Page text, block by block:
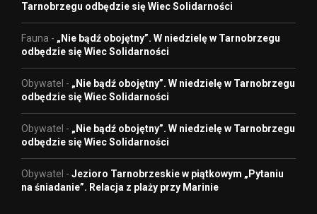
Tarnobrzegu odbędzie się Wiec Solidarności
Fauna - „Nie bądź obojętny”. W niedzielę w Tarnobrzegu
odbędzie się Wiec Solidarności
Obywatel - „Nie bądź obojętny”. W niedzielę w Tarnobrzegu
odbędzie się Wiec Solidarności
Obywatel - „Nie bądź obojętny”. W niedzielę w Tarnobrzegu
odbędzie się Wiec Solidarności
Obywatel - Jezioro Tarnobrzeskie w piątkowym „Pytaniu
na śniadanie”. Relacja z plaży przy Marinie